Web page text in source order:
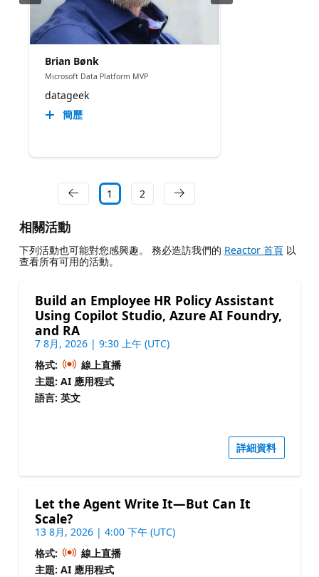
Brian Bønk
Microsoft Data Platform MVP
datageek
簡歷
1 2
相關活動
下列活動也可能對您感興趣。 務必造訪我們的 Reactor 首頁以
查看所有可用的活動。
Build an Employee HR Policy Assistant
Using Copilot Studio, Azure AI Foundry,
and RA
7 8月, 2026 | 9:30 上午 (UTC)
格式:
線上直播
主題: AI 應用程式
語言: 英文
詳細資料
Let the Agent Write It—But Can It
Scale?
13 8月, 2026 | 4:00 下午 (UTC)
格式:
線上直播
主題: AI 應用程式